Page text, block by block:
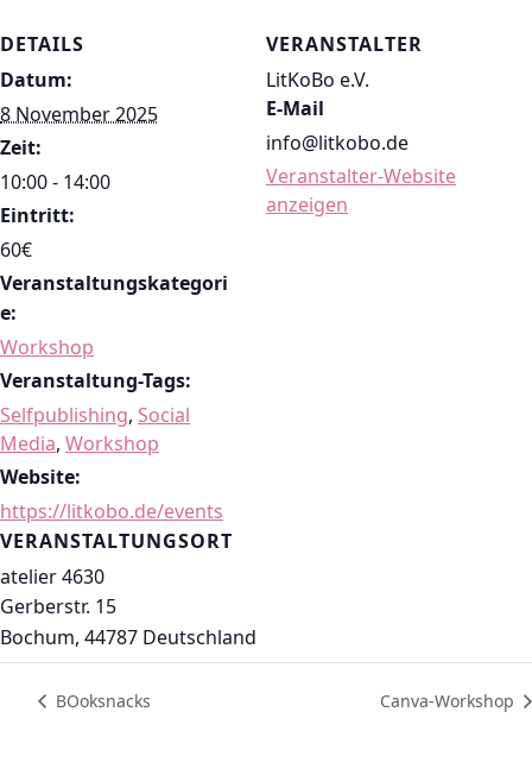
DETAILS
Datum:
8 November 2025
Zeit:
10:00 - 14:00
Eintritt:
60€
Veranstaltungskategori
e:
Workshop
Veranstaltung-Tags:
Selfpublishing, Social
Media, Workshop
Website:
https://litkobo.de/events
VERANSTALTUNGSORT
atelier 4630
Gerberstr. 15
Bochum, 44787 Deutschland
VERANSTALTER
LitKoBo e.V.
E-Mail
info@litkobo.de
Veranstalter-Website
anzeigen
BOoksnacks Canva-Workshop